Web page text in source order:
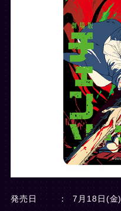
発売日 7月18日(金)